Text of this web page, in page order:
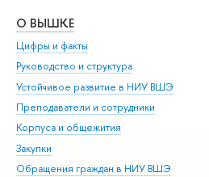
О ВЫШКЕ
Цифры и факты
Руководство и структура
Устойчивое развитие в НИУ ВШЭ
Преподаватели и сотрудники
Корпуса и общежития
Закупки
Обращения граждан в НИУ ВШЭ